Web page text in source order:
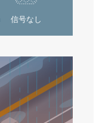
信号なし